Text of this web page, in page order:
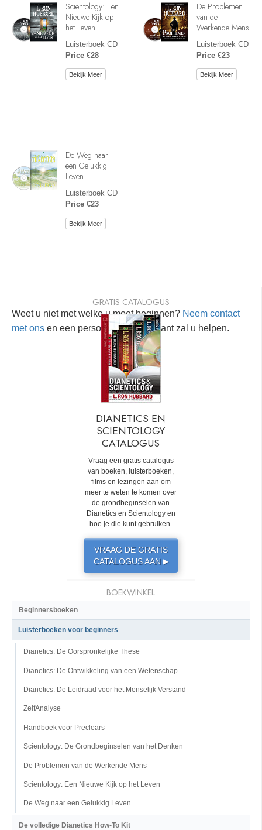
Scientology: Een
Nieuwe Kijk op
het Leven
Luisterboek CD
Price €28
Bekijk Meer
De Problemen
van de
Werkende Mens
Luisterboek CD
Price €23
Bekijk Meer
De Weg naar
een Gelukkig
Leven
Luisterboek CD
Price €23
Bekijk Meer
Weet u niet met welke u moet beginnen? Neem contact
met ons en een persoonlijke consultant zal u helpen.
GRATIS CATALOGUS
DIANETICS EN
SCIENTOLOGY
CATALOGUS
Vraag een gratis catalogus
van boeken, luisterboeken,
films en lezingen aan om
meer te weten te komen over
de grondbeginselen van
Dianetics en Scientology en
hoe je die kunt gebruiken.
VRAAG DE GRATIS
CATALOGUS AAN ▶
BOEKWINKEL
Beginnersboeken
Luisterboeken voor beginners
Dianetics: De Oorspronkelijke These
Dianetics: De Ontwikkeling van een Wetenschap
Dianetics: De Leidraad voor het Menselijk Verstand
ZelfAnalyse
Handboek voor Preclears
Scientology: De Grondbeginselen van het Denken
De Problemen van de Werkende Mens
Scientology: Een Nieuwe Kijk op het Leven
De Weg naar een Gelukkig Leven
De volledige Dianetics How-To Kit